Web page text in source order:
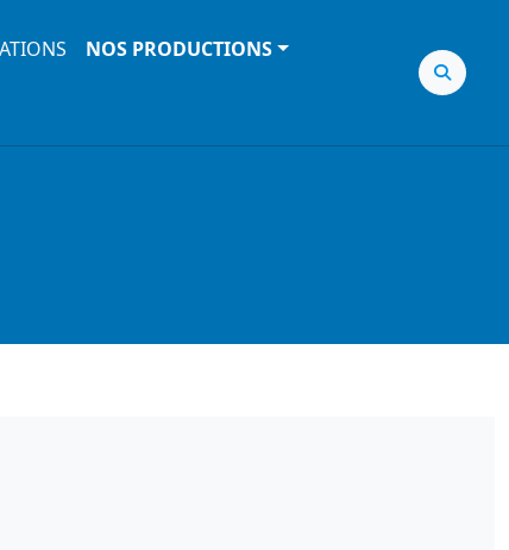
NOS PRODUCTIONS